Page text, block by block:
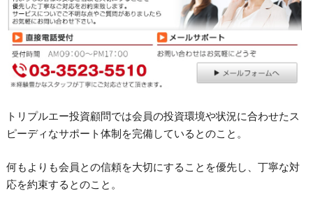
トリプルエー投資顧問では会員の投資環境や状況に合わせたス
ピーディなサポート体制を完備しているとのこと。
何もよりも会員との信頼を大切にすることを優先し、丁寧な対
応を約束するとのこと。